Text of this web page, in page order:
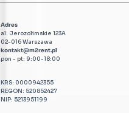
Adres
al. Jerozolimskie 123A
02-016 Warszawa
kontakt@m2rent.pl
pon - pt: 9:00-18:00
KRS: 0000942355
REGON: 520852427
NIP: 5213951199